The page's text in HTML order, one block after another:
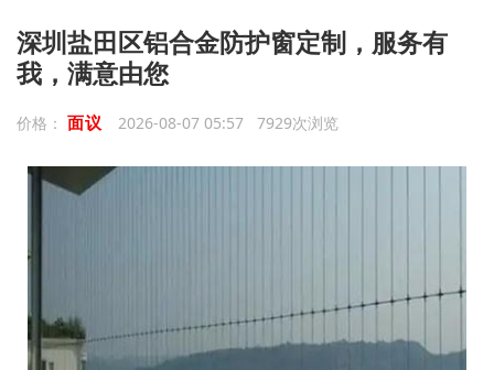
深圳盐田区铝合金防护窗定制，服务有
我，满意由您
价格： 面议 2026-08-07 05:57 7929次浏览